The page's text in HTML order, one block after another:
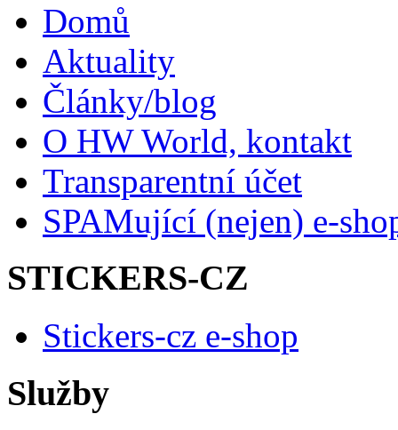
Domů
Aktuality
Články/blog
O HW World, kontakt
Transparentní účet
SPAMující (nejen) e-
STICKERS-CZ
Stickers-cz e-shop
Služby